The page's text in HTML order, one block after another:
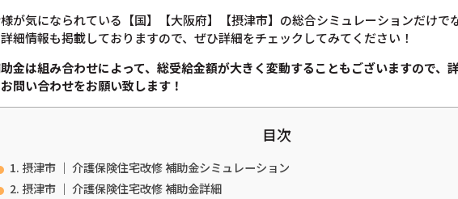
が気になられている【国】【大阪府】【摂津市】の総合シミュレーションだけで
細情報も掲載しておりますので、ぜひ詳細をチェックしてみてください！
金は組み合わせによって、総受給金額が大きく変動することもございますので、
問い合わせをお願い致します！
目次
摂津市 ｜ 介護保険住宅改修 補助金シミュレーション
摂津市 ｜ 介護保険住宅改修 補助金詳細